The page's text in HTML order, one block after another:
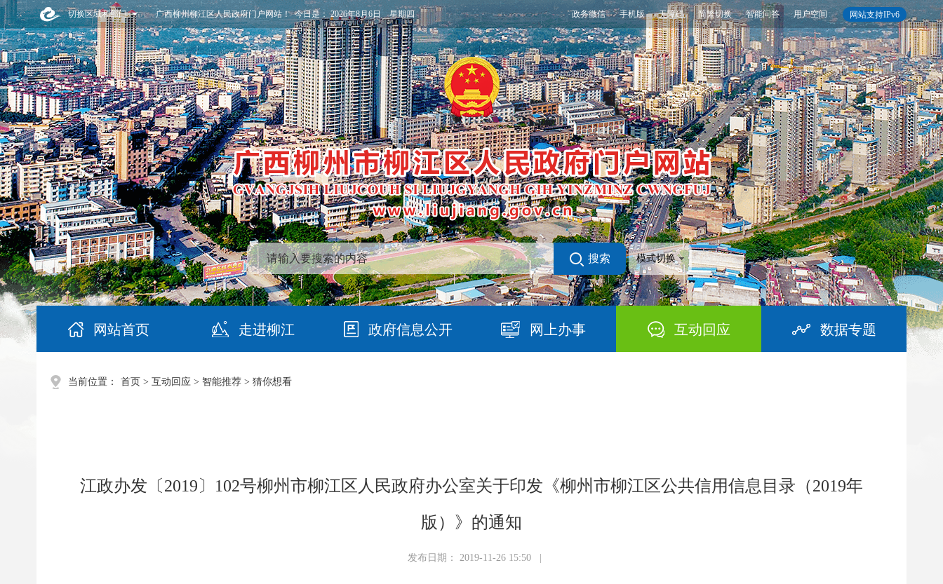
切换区域和部门 网站支持IPv6
政务微信 手机版 无障碍 简繁切换 智能问答 用户空间
广西柳州柳江区人民政府门户网站！ 今日是：2026年8月6日 星期四
搜索 模式切换
网站首页 走进柳江 政府信息公开 网上办事 互动回应 数据专题
当前位置： 首页 > 互动回应 > 智能推荐 > 猜你想看
江政办发〔2019〕102号柳州市柳江区人民政府办公室关于印发《柳州市柳江区公共信用信息目录（2019年
版）》的通知
发布日期： 2019-11-26 15:50 |